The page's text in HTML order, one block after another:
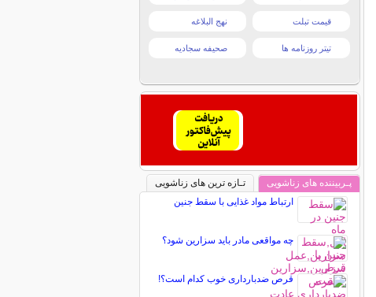
قیمت تبلت نهج البلاغه
تیتر روزنامه ها صحیفه سجادیه
پـربیننده های زناشویی
تـازه ترین های زناشویی
ارتباط مواد غذایی با سقط جنین
چه مواقعی مادر باید سزارین شود؟
قرص‌ ضدبارداری خوب کدام است؟!